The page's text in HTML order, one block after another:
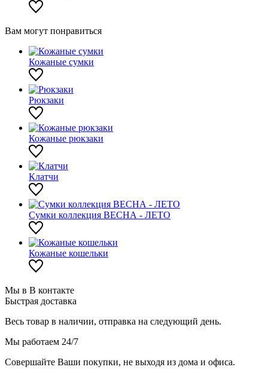
Вам могут понравиться
Кожаные сумки
Рюкзаки
Кожаные рюкзаки
Клатчи
Сумки коллекция ВЕСНА - ЛЕТО
Кожаные кошельки
Мы в В контакте
Быстрая доставка
Весь товар в наличии, отправка на следующий день.
Мы работаем 24/7
Совершайте Ваши покупки, не выходя из дома и офиса.